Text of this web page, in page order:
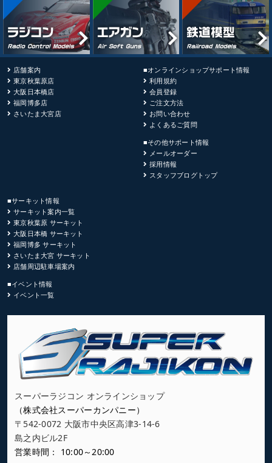
店舗案内
東京秋葉原店
大阪日本橋店
福岡博多店
さいたま大宮店
■オンラインショップサポート情報
利用規約
会員登録
ご注文方法
お問い合わせ
よくあるご質問
■その他サポート情報
メールオーダー
採用情報
スタッフブログトップ
■サーキット情報
サーキット案内一覧
東京秋葉原 サーキット
大阪日本橋 サーキット
福岡博多 サーキット
さいたま大宮 サーキット
店舗周辺駐車場案内
■イベント情報
イベント一覧
スーパーラジコン オンラインショップ
（株式会社スーパーカンパニー）
〒542-0072 大阪市中央区高津3-14-6
島之内ビル2F
営業時間： 10:00～20:00